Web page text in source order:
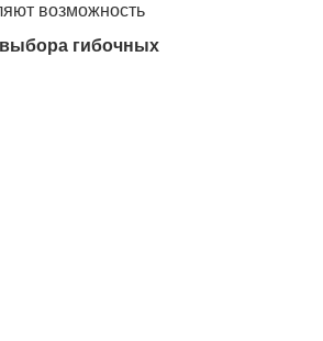
возможность
выбора гибочных